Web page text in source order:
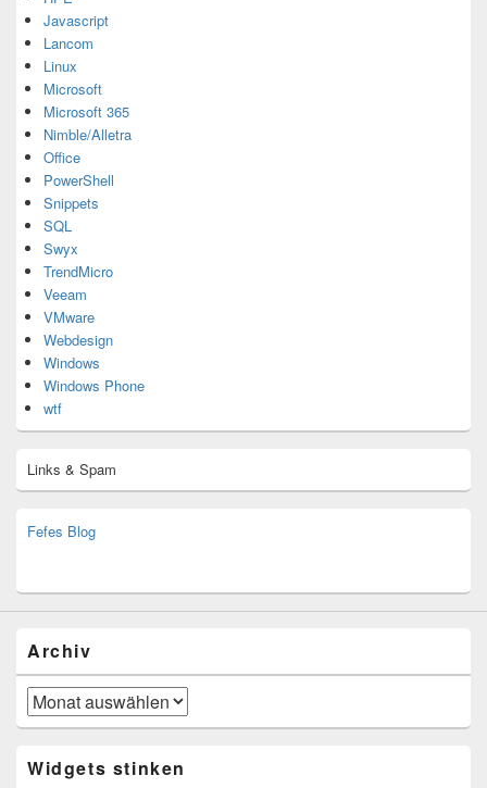
Javascript
Lancom
Linux
Microsoft
Microsoft 365
Nimble/Alletra
Office
PowerShell
Snippets
SQL
Swyx
TrendMicro
Veeam
VMware
Webdesign
Windows
Windows Phone
wtf
Links & Spam
Fefes Blog
Archiv
Archiv
Widgets stinken